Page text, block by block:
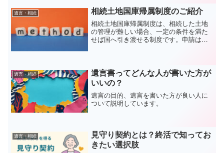
遺言・相続 相続土地国庫帰属制度のご紹介
相続土地国庫帰属制度は、相続した土地
の管理が難しい場合、一定の条件を満た
せば国へ引き渡せる制度です。申請は法
も可能です。
遺言・相続
遺言書ってどんな人が書いた方が
いいの？
遺言の目的、遺言を書いた方が良い人に
ついて説明しています。
遺言・相続
見守り契約とは？終活で知ってお
きたい選択肢